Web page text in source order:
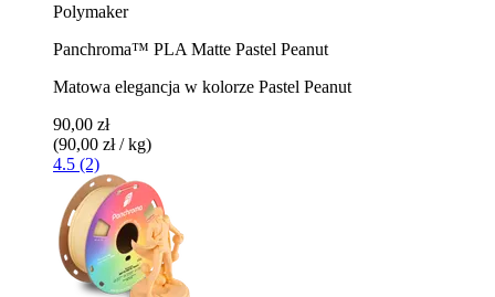
Polymaker
Panchroma™ PLA Matte Pastel Peanut
Matowa elegancja w kolorze Pastel Peanut
90,00 zł
(90,00 zł / kg)
4.5 (2)